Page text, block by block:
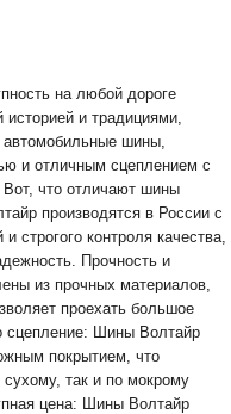
на любой дороге
историей и традициями,
автомобильные шины,
и отличным сцеплением с
что отличают шины
производятся в России с
строгого контроля качества,
Прочность и
из прочных материалов,
проехать большое
сцепление: Шины Волтайр
покрытием, что
сухому, так и по мокрому
цена: Шины Волтайр